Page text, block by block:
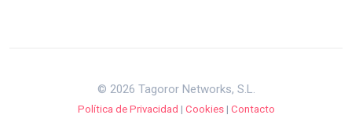
© 2026 Tagoror Networks, S.L.
Política de Privacidad | Cookies| Contacto